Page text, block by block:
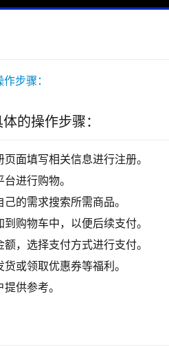
的操作步骤：
面填写相关信息进行注册。
进行购物。
的需求搜索所需商品。
购物车中，以便后续支付。
，选择支付方式进行支付。
或领取优惠券等福利。
供参考。